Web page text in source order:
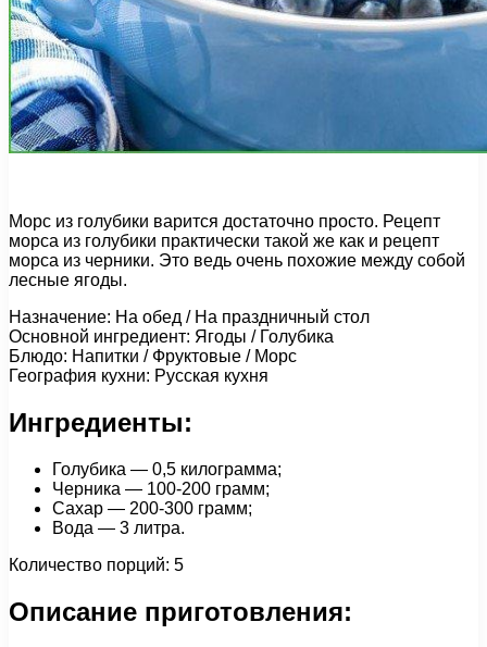
Морс из голубики варится достаточно просто. Рецепт
морса из голубики практически такой же как и рецепт
морса из черники. Это ведь очень похожие между собой
лесные ягоды.
Назначение: На обед / На праздничный стол
Основной ингредиент: Ягоды / Голубика
Блюдо: Напитки / Фруктовые / Морс
География кухни: Русская кухня
Ингредиенты:
Голубика — 0,5 килограмма;
Черника — 100-200 грамм;
Сахар — 200-300 грамм;
Вода — 3 литра.
Количество порций: 5
Описание приготовления: